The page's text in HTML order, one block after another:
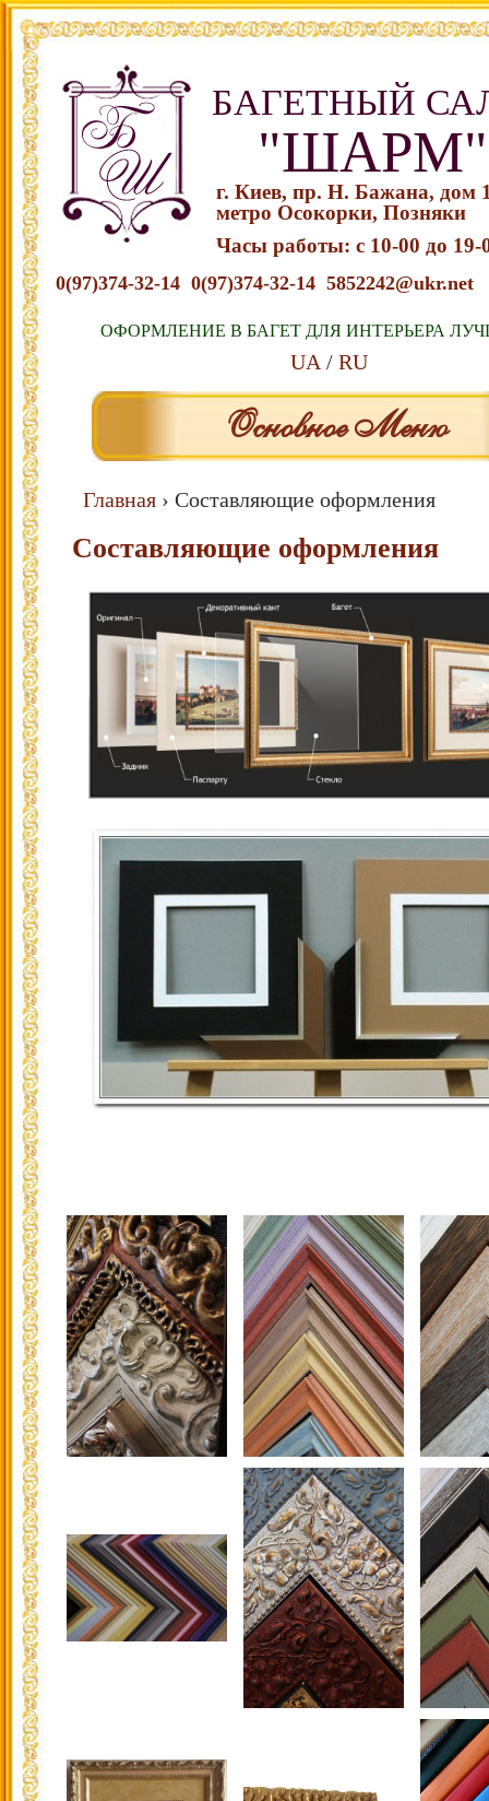
БАГЕТНЫЙ
"ШАРМ"
г. Киев, пр. Н. Бажана, дом
метро Осокорки, Позняки
Часы работы: с 10-00 до 19-
0(97)374-32-14 0(97)374-32-14 5852242@ukr.net
ОФОРМЛЕНИЕ В БАГЕТ ДЛЯ ИНТЕРЬЕРА
UA RU
Основное Меню
Перейти к содержимому
Главная › Составляющие оформления
Составляющие оформления